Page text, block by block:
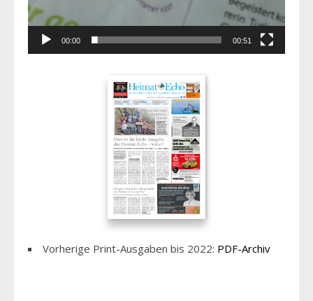
00:00 00:51
Vorherige Print-Ausgaben bis 2022: PDF-Archiv